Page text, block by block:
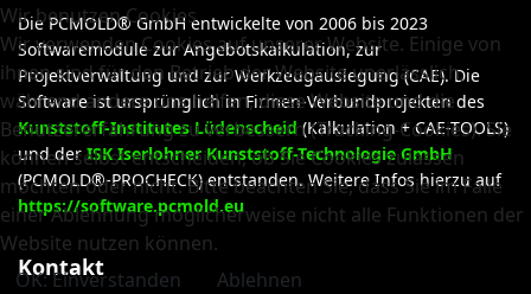
Die PCMOLD® GmbH entwickelte von 2006 bis 2023
Softwaremodule zur Angebotskalkulation, zur
Projektverwaltung und zur Werkzeugauslegung (CAE). Die
Software ist ursprünglich in Firmen-Verbundprojekten des
Kunststoff-Institutes Lüdenscheid(Kalkulation + CAE-TOOLS)
und derISK Iserlohner Kunststoff-Technologie GmbH
(PCMOLD®-PROCHECK) entstanden. Weitere Infos hierzu auf
https://software.pcmold.eu
Kontakt
Wir benutzen Cookies
Wir verwenden Cookies auf unserer Website. Einige von
ihnen sind für den Betrieb der Website unerlässlich,
während andere uns helfen, diese Website und die
Benutzererfahrung zu verbessern (Tracking-Cookies). Sie
können selbst entscheiden, ob Sie Cookies zulassen
möchten oder nicht. Bitte beachten Sie, dass Sie im Falle
einer Ablehnung möglicherweise nicht alle Funktionen der
Website nutzen können.
OK: Einverstanden
Ablehnen